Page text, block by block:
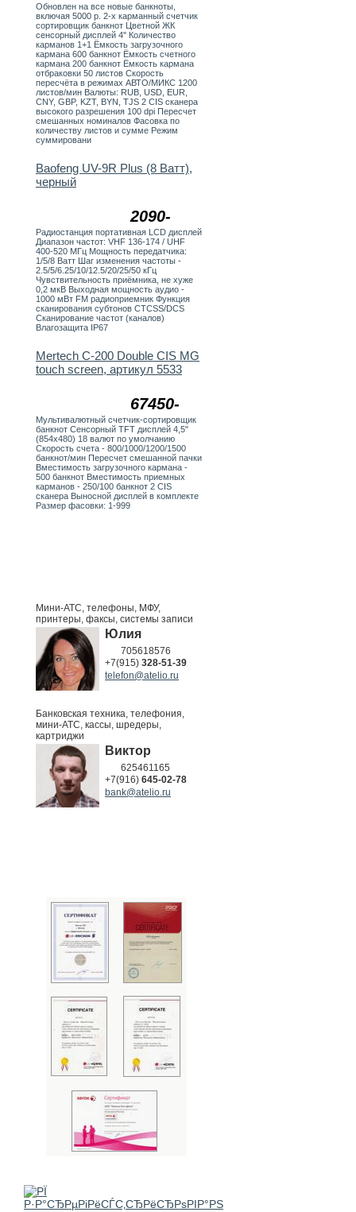
Обновлен на все новые банкноты,
включая 5000 р. 2-х карманный счетчик
сортировщик банкнот Цветной ЖК
сенсорный дисплей 4" Количество
карманов 1+1 Ёмкость загрузочного
кармана 600 банкнот Ёмкость счетного
кармана 200 банкнот Ёмкость кармана
отбраковки 50 листов Скорость
пересчёта в режимах АВТО/МИКС 1200
листов/мин Валюты: RUB, USD, EUR,
CNY, GBP, KZT, BYN, TJS 2 CIS сканера
высокого разрешения 100 dpi Пересчет
смешанных номиналов Фасовка по
количеству листов и сумме Режим
суммировани
2090-
Baofeng UV-9R Plus (8 Ватт),
черный
Радиостанция портативная LCD дисплей
Диапазон частот: VHF 136-174 / UHF
400-520 МГц Мощность передатчика:
1/5/8 Ватт Шаг изменения частоты -
2.5/5/6.25/10/12.5/20/25/50 кГц
Чувствительность приёмника, не хуже
0,2 мкВ Выходная мощность аудио -
1000 мВт FM радиоприемник Функция
сканирования субтонов CTCSS/DCS
Сканирование частот (каналов)
Влагозащита IP67
67450-
Mertech C-200 Double CIS MG
touch screen, артикул 5533
Мультивалютный счетчик-сортировщик
банкнот Сенсорный TFT дисплей 4,5"
(854х480) 18 валют по умолчанию
Скорость счета - 800/1000/1200/1500
банкнот/мин Пересчет смешанной пачки
Вместимость загрузочного кармана -
500 банкнот Вместимость приемных
карманов - 250/100 банкнот 2 CIS
сканера Выносной дисплей в комплекте
Размер фасовки: 1-999
Мини-АТС, телефоны, МФУ,
принтеры, факсы, системы записи
Юлия
705618576
+7(915) 328-51-39
telefon@atelio.ru
Банковская техника, телефония,
мини-АТС, кассы, шредеры,
картриджи
Виктор
625461165
+7(916) 645-02-78
bank@atelio.ru